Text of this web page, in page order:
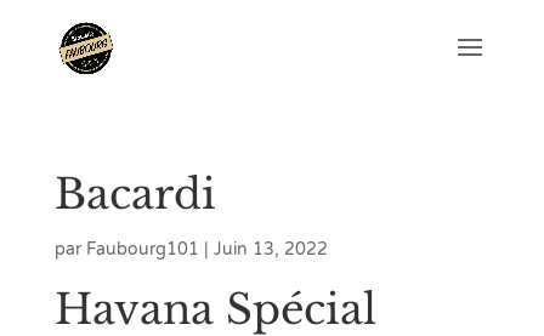
Bacardi
par Faubourg101 Juin 13, 2022
Havana Spécial